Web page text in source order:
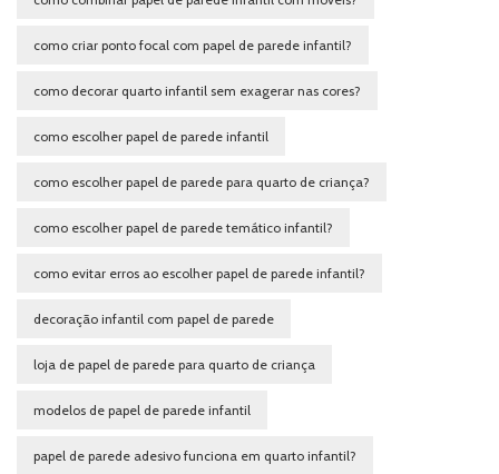
como criar ponto focal com papel de parede infantil?
como decorar quarto infantil sem exagerar nas cores?
como escolher papel de parede infantil
como escolher papel de parede para quarto de criança?
como escolher papel de parede temático infantil?
como evitar erros ao escolher papel de parede infantil?
decoração infantil com papel de parede
loja de papel de parede para quarto de criança
modelos de papel de parede infantil
papel de parede adesivo funciona em quarto infantil?